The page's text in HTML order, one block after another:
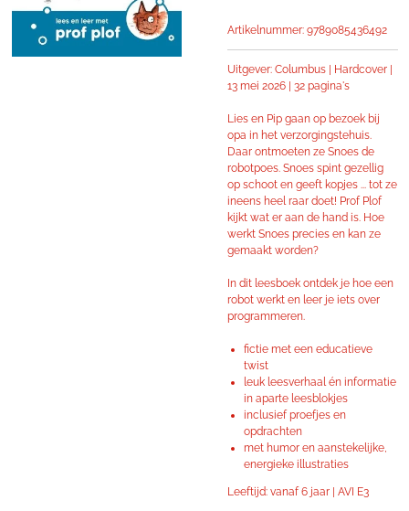
Artikelnummer: 9789085436492
Uitgever: Columbus | Hardcover |
13 mei 2026 | 32 pagina's
Lies en Pip gaan op bezoek bij
opa in het verzorgingstehuis.
Daar ontmoeten ze Snoes de
robotpoes. Snoes spint gezellig
op schoot en geeft kopjes ... tot ze
ineens heel raar doet! Prof Plof
kijkt wat er aan de hand is. Hoe
werkt Snoes precies en kan ze
gemaakt worden?
In dit leesboek ontdek je hoe een
robot werkt en leer je iets over
programmeren.
fictie met een educatieve
twist
leuk leesverhaal én informatie
in aparte leesblokjes
inclusief proefjes en
opdrachten
met humor en aanstekelijke,
energieke illustraties
Leeftijd: vanaf 6 jaar | AVI E3